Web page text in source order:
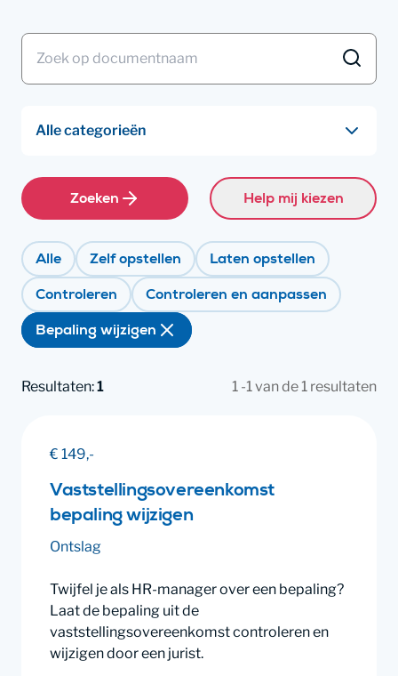
Zoeken Help mij kiezen
Alle Zelf opstellen Laten opstellen
Controleren Controleren en aanpassen
Bepaling wijzigen
Resultaten:1 1 -1 van de 1 resultaten
€ 149,-
Vaststellingsovereenkomst
bepaling wijzigen
Ontslag
Twijfel je als HR-manager over een bepaling?
Laat de bepaling uit de
vaststellingsovereenkomst controleren en
wijzigen door een jurist.